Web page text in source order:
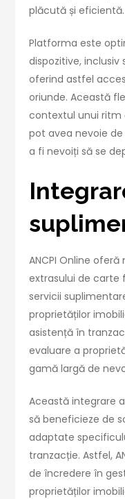
plăcută și eficientă.
Platforma este
dispozitive,
oferind astfel
oriunde. Această
contextul unui ritm
pot avea nevoie
a fi nevoiți să se
ANCPI Online
extrasului de carte
servicii
proprietăților
asistență în
evaluare a
gamă largă de
Această integrare
să beneficieze de
adaptate
tranzacție. Astfel,
de încredere în
proprietăților